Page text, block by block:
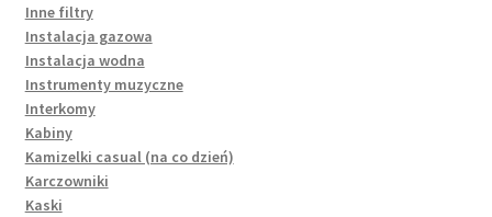
Inne filtry
Instalacja gazowa
Instalacja wodna
Instrumenty muzyczne
Interkomy
Kabiny
Kamizelki casual (na co dzień)
Karczowniki
Kaski